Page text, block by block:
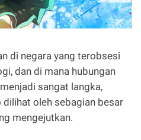
di negara yang terobsesi
dan di mana hubungan
sangat langka,
oleh sebagian besar
mengejutkan.